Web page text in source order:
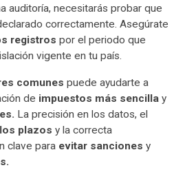
auditoría, necesitarás probar que
correctamente. Asegúrate
registros por el periodo que
vigente en tu país.
comunes puede ayudarte a
de impuestos más sencilla y
La precisión en los datos, el
plazos y la correcta
clave para evitar sanciones y